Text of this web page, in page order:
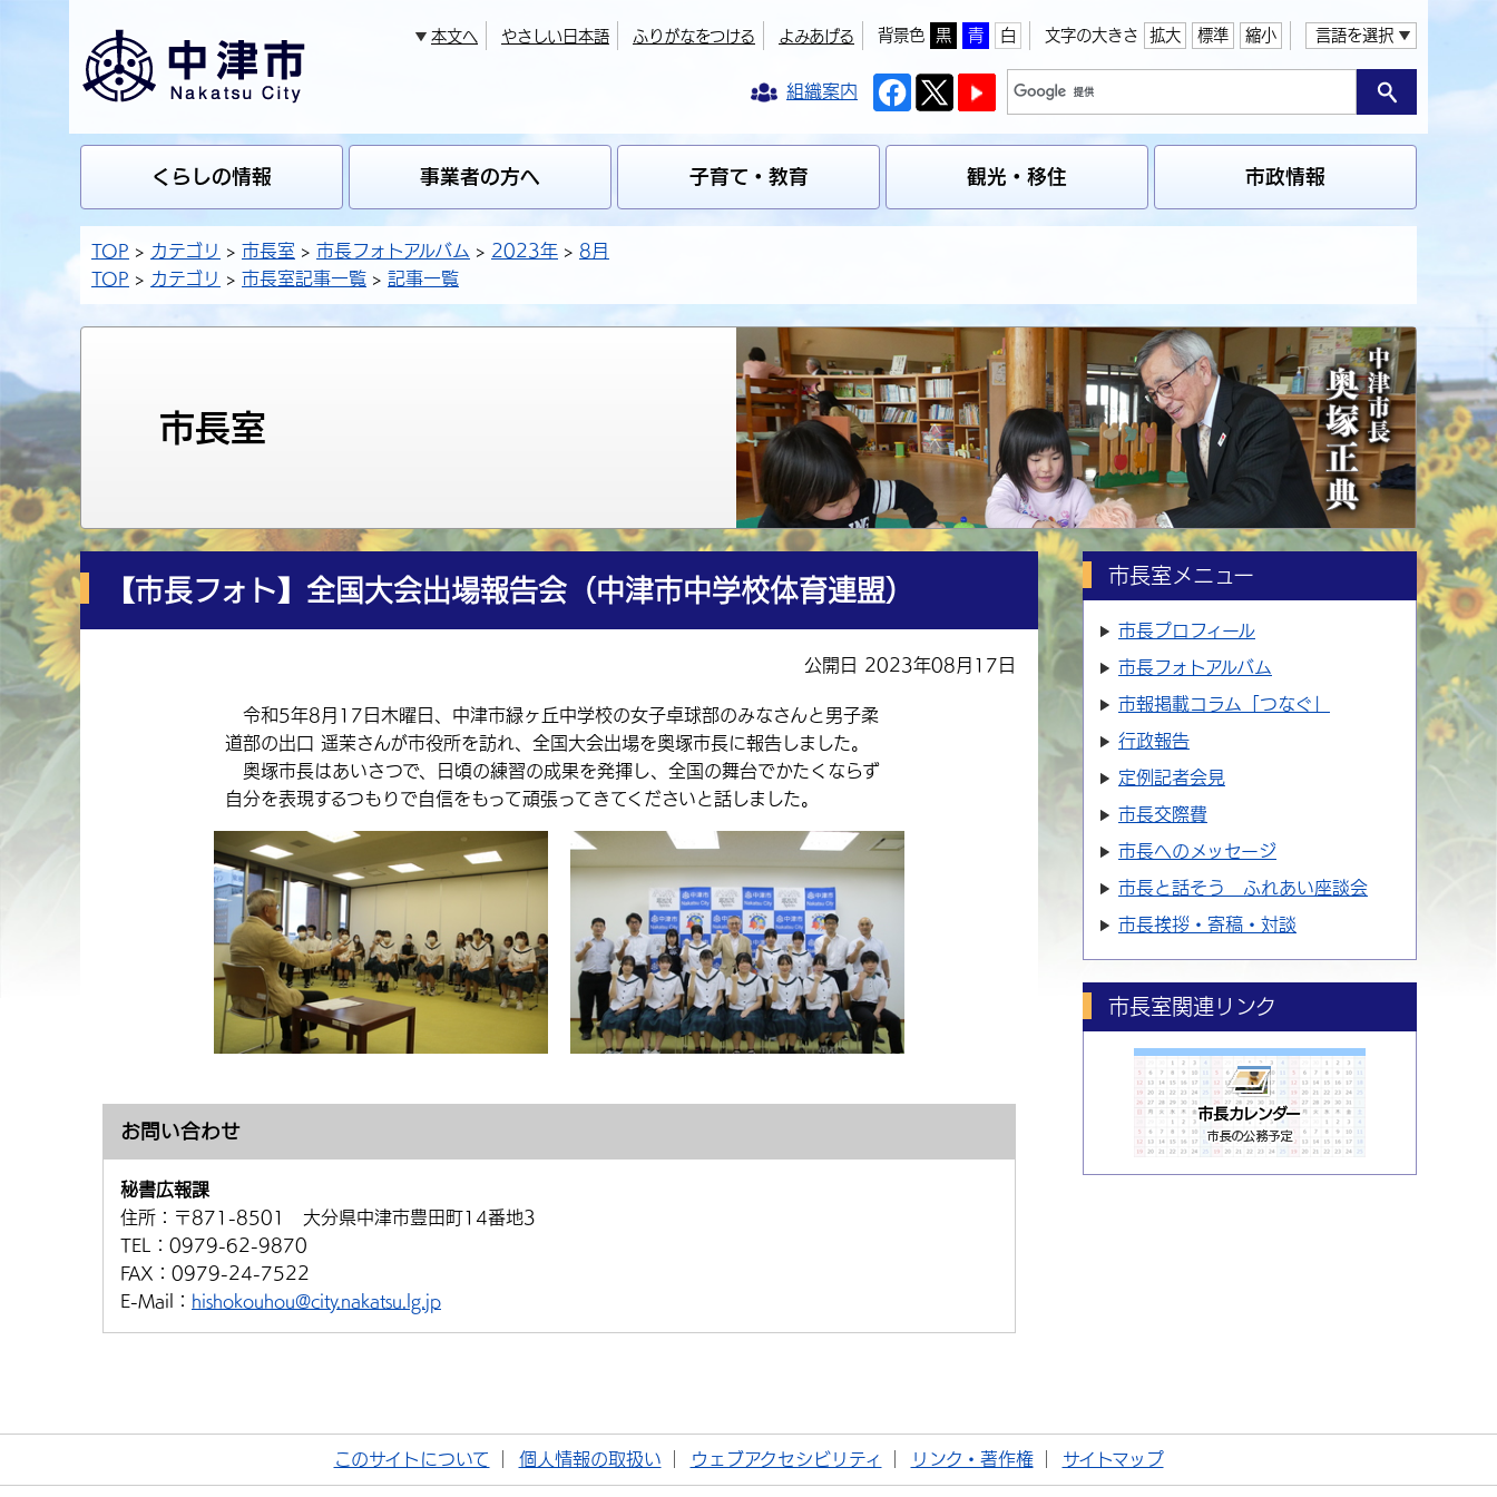
本文へ やさしい日本語 ふりがなをつける よみあげる 背景色 黒 青 白 文字の大きさ 拡大 標準 縮小 言語を選択
組織案内
くらしの情報 事業者の方へ 子育て・教育 観光・移住 市政情報
TOP カテゴリ 市長室 市長フォトアルバム 2023年
8月
TOP
カテゴリ 市長室記事一覧 記事一覧
市長室
【市長フォト】全国大会出場報告会（中津市中学校体育連盟）
公開日 2023年08月17日
令和5年8月17日木曜日、中津市緑ヶ丘中学校の女子卓球部のみなさんと男子柔
道部の出口 遥茉さんが市役所を訪れ、全国大会出場を奥塚市長に報告しました。
奥塚市長はあいさつで、日頃の練習の成果を発揮し、全国の舞台でかたくならず
自分を表現するつもりで自信をもって頑張ってきてくださいと話しました。
お問い合わせ
秘書広報課
住所： 〒871-8501 大分県中津市豊田町14番地3
TEL： 0979-62-9870
FAX： 0979-24-7522
E-Mail： hishokouhou@city.nakatsu.lg.jp
市長室メニュー
市長プロフィール
市長フォトアルバム
市報掲載コラム「つなぐ」
行政報告
定例記者会見
市長交際費
市長へのメッセージ
市長と話そう ふれあい座談会
市長挨拶・寄稿・対談
市長室関連リンク
このサイトについて 個人情報の取扱い ウェブアクセシビリティ リンク・著作権 サイトマップ